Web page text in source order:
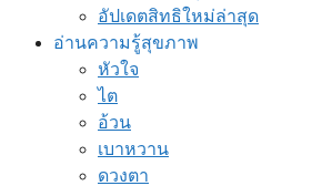
อัปเดตสิทธิใหม่ล่าสุด
อ่านความรู้สุขภาพ
หัวใจ
ไต
อ้วน
เบาหวาน
ดวงตา